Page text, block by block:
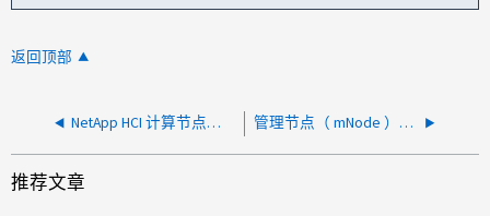
返回顶部
NetApp HCI 计算节点是否支持安全的UEFI启动？ 管理节点（ mNode ）关闭或重新启动是否会影响存储服务？
推荐文章